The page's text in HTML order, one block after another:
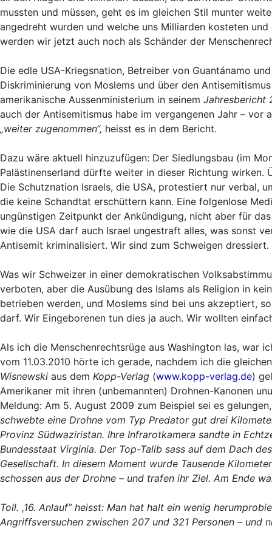
mussten und müssen, geht es im gleichen Stil munter
angedreht wurden und welche uns Milliarden kosteten
werden wir jetzt auch noch als Schänder der
Die edle USA-Kriegsnation, Betreiber von Guantánamo
Diskriminierung von Moslems und über den
amerikanische Aussenministerium in seinem Jahresbericht
auch der Antisemitismus habe im vergangenen Jahr –
„weiter zugenommen“, heisst es in dem Bericht.
Dazu wäre aktuell hinzuzufügen: Der Siedlungsbau (im
Palästinenserland dürfte weiter in dieser Richtung
Die Schutznation Israels, die USA, protestiert nur verbal,
die keine Schandtat erschüttern kann. Eine folgenlose
ungünstigen Zeitpunkt der Ankündigung, nicht aber für
wie die USA darf auch Israel ungestraft alles, was sonst
Antisemit kriminalisiert. Wir sind zum Schweigen dressiert.
Was wir Schweizer in einer demokratischen
verboten, aber die Ausübung des Islams als Religion in
betrieben werden, und Moslems sind bei uns akzeptiert,
darf. Wir Eingeborenen tun dies ja auch. Wir wollten
Als ich die Menschenrechtsrüge aus Washington las, war
vom 11.03.2010 hörte ich gerade, nachdem ich die
Wisnewski aus dem Kopp-Verlag (www.kopp-verlag.de)
Amerikaner mit ihren (unbemannten) Drohnen-Kanonen
Meldung: Am 5. August 2009 zum Beispiel sei es
schwebte eine Drohne vom Typ Predator gut drei
Provinz Südwaziristan. Ihre Infrarotkamera sandte in
Bundesstaat Virginia. Der Top-Talib sass auf dem Dach
Gesellschaft. In diesem Moment wurde Tausende
schossen aus der Drohne – und trafen ihr Ziel. Am Ende
Toll. ,16. Anlauf’’ heisst: Man hat halt ein wenig
Angriffsversuchen zwischen 207 und 321 Personen – und